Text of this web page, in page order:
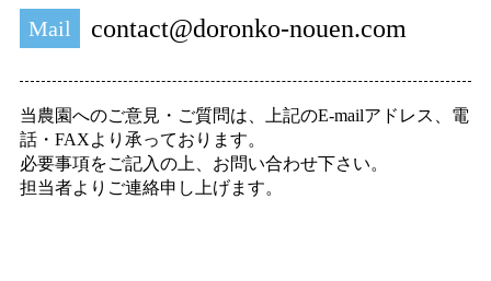
Mail contact@doronko-nouen.com
当農園へのご意見・ご質問は、上記のE-mailアドレス、電
話・FAXより承っております。
必要事項をご記入の上、お問い合わせ下さい。
担当者よりご連絡申し上げます。